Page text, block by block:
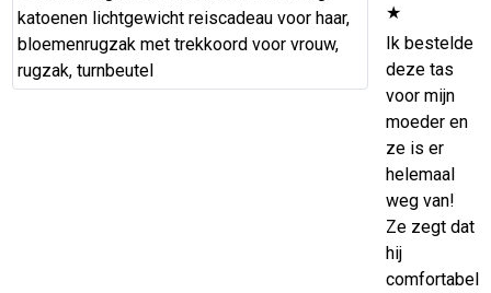
★
Ik bestelde
deze tas
voor mijn
moeder en
ze is er
helemaal
weg van!
Ze zegt dat
hij
comfortabel